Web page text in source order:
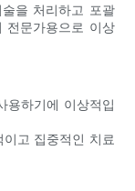
을 처리하고 포괄
전문가용으로 이상
용하기에 이상적입
고 집중적인 치료